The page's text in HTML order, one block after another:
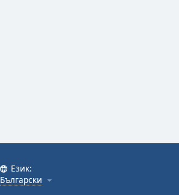
Език:
Български